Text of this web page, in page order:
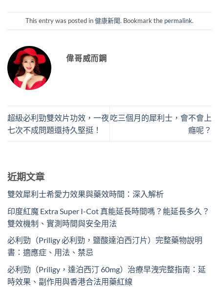
This entry was posted in健康新聞. Bookmark the permalink.
偉哥威而鋼
超級必利勁雙效片功效，一夜
七次不成問題還持久堅挺！
吃三個月的犀利士，會不會上
癮呢？
近期文章
雙效犀利士希愛力效果與藥效時間：深入解析
印度紅魔 Extra Super I-Cot 真能延長時間嗎？能延長多久？
雙效機制、實測時間與安全用法
必利勁（Priligy 必利勁，鹽酸達泊西汀片）完整藥物說明
書：適應症、用法、禁忌
必利勁（Priligy，達泊西汀 60mg）治療早洩完整指南：延
時效果、副作用與香港合法用藥紅線